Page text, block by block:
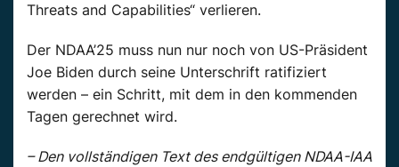
Threats and Capabilities“ verlieren.
Der NDAA’25 muss nun nur noch von US-Präsident
Joe Biden durch seine Unterschrift ratifiziert
werden – ein Schritt, mit dem in den kommenden
Tagen gerechnet wird.
– Den vollständigen Text des endgültigen NDAA-IAA